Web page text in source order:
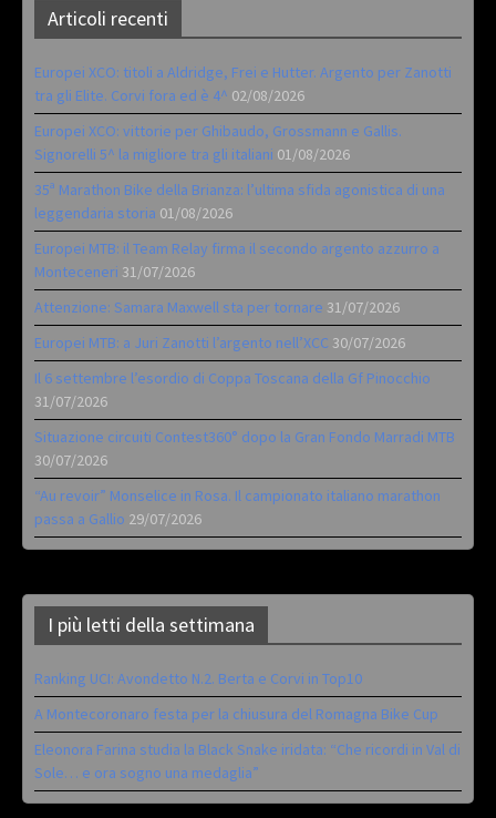
Articoli recenti
Europei XCO: titoli a Aldridge, Frei e Hutter. Argento per Zanotti
tra gli Elite. Corvi fora ed è 4^ 02/08/2026
Europei XCO: vittorie per Ghibaudo, Grossmann e Gallis.
Signorelli 5^ la migliore tra gli italiani 01/08/2026
35ª Marathon Bike della Brianza: l’ultima sfida agonistica di una
leggendaria storia 01/08/2026
Europei MTB: il Team Relay firma il secondo argento azzurro a
Monteceneri 31/07/2026
Attenzione: Samara Maxwell sta per tornare 31/07/2026
Europei MTB: a Juri Zanotti l’argento nell’XCC 30/07/2026
Il 6 settembre l’esordio di Coppa Toscana della Gf Pinocchio
31/07/2026
Situazione circuiti Contest360° dopo la Gran Fondo Marradi MTB
30/07/2026
“Au revoir” Monselice in Rosa. Il campionato italiano marathon
passa a Gallio 29/07/2026
I più letti della settimana
Ranking UCI: Avondetto N.2. Berta e Corvi in Top10
A Montecoronaro festa per la chiusura del Romagna Bike Cup
Eleonora Farina studia la Black Snake iridata: “Che ricordi in Val di
Sole… e ora sogno una medaglia”